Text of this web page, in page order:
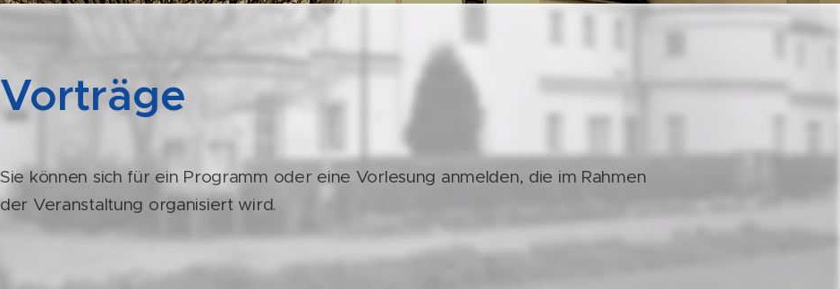
Vorträge
Sie können sich für ein Programm oder eine Vorlesung anmelden, die im Rahmen
der Veranstaltung organisiert wird.